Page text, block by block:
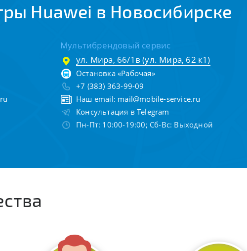
Huawei в Новосибирске
Мультибрендовый сервис
ул. Мира, 66/1в (ул. Мира, 62 к1)
Остановка «Рабочая»
+7 (383) 363-99-09
Наш email: mail@mobile-service.ru
Консультация в Telegram
Пн-Пт: 10:00-19:00; Сб-Вс: Выходной